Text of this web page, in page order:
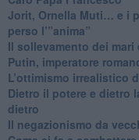
​Jorit, Ornella Muti… e i
perso l’”anima”
​Il sollevamento dei mari
Putin, imperatore
​L’ottimismo irrealistico
​Dietro il potere e dietro
dietro
Il negazionismo da